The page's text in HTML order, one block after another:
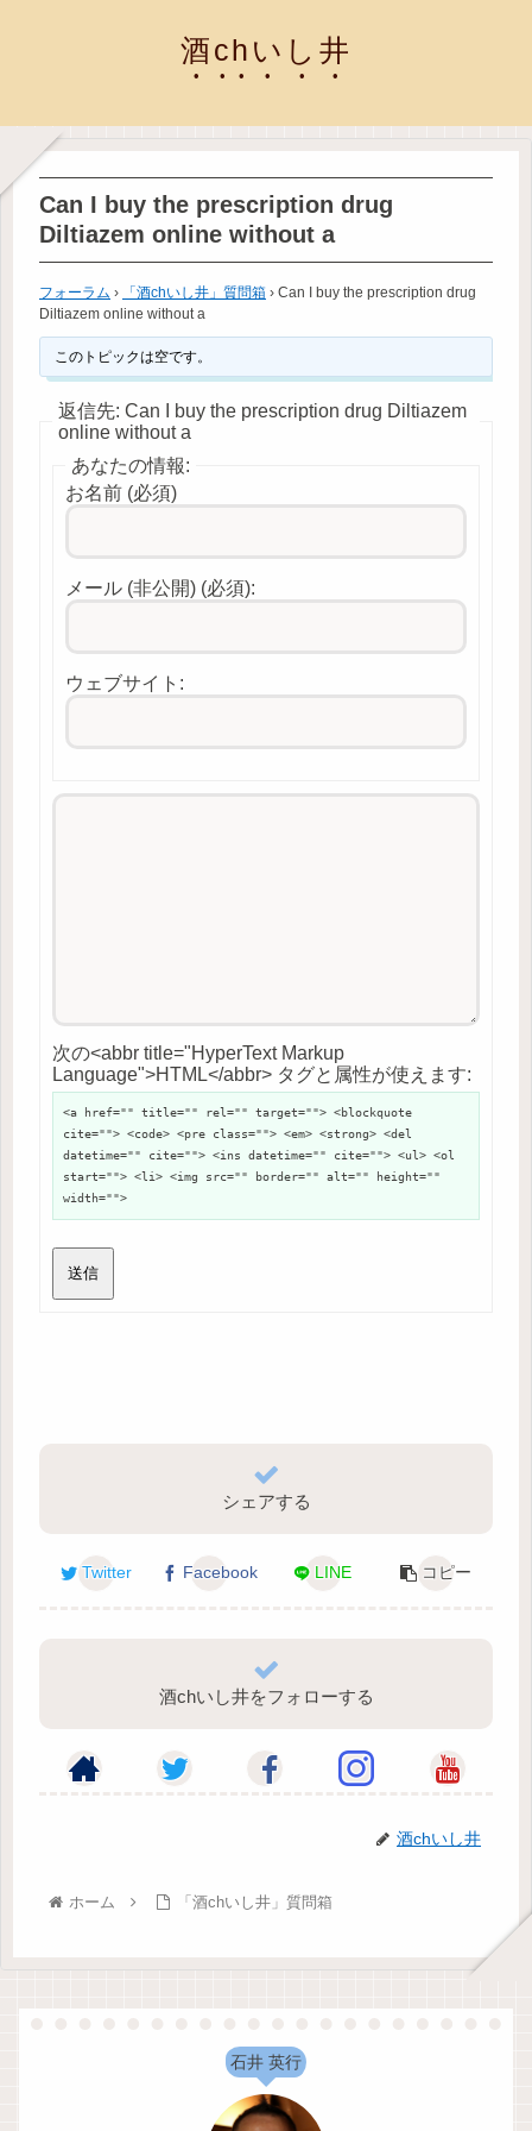
酒chいし井
Can I buy the prescription drug
Diltiazem online without a
フォーラム › 「酒chいし井」質問箱 › Can I buy the prescription drug
Diltiazem online without a
このトピックは空です。
返信先: Can I buy the prescription drug Diltiazem
online without a
あなたの情報:
お名前 (必須)
メール (非公開) (必須):
ウェブサイト:
次の<abbr title="HyperText Markup
Language">HTML</abbr> タグと属性が使えます:
<a href="" title="" rel="" target=""> <blockquote
cite=""> <code> <pre class=""> <em> <strong> <del
datetime="" cite=""> <ins datetime="" cite=""> <ul> <ol
start=""> <li> <img src="" border="" alt="" height=""
width="">
送信
シェアする
Twitter Facebook LINE コピー
酒chいし井をフォローする
酒chいし井
ホーム 「酒chいし井」質問箱
石井 英行